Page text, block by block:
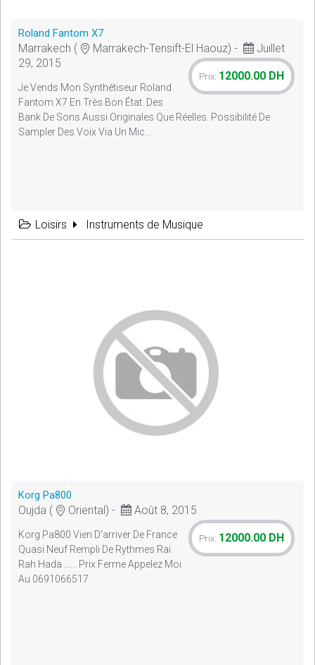
Roland Fantom X7
Marrakech ( Marrakech-Tensift-El Haouz) -
Juillet
29, 2015
Prix: 12000.00 DH
Je Vends Mon Synthétiseur Roland
Fantom X7 En Très Bon État. Des
Bank De Sons Aussi Originales Que Réelles. Possibilité De
Sampler Des Voix Via Un Mic...
Loisirs Instruments de Musique
Korg Pa800
Oujda ( Oriental) - Août 8, 2015
Prix: 12000.00 DH
Korg Pa800 Vien D'arriver De France
Quasi Neuf Rempli De Rythmes Rai
Rah Hada ...... Prix Ferme Appelez Moi
Au 0691066517